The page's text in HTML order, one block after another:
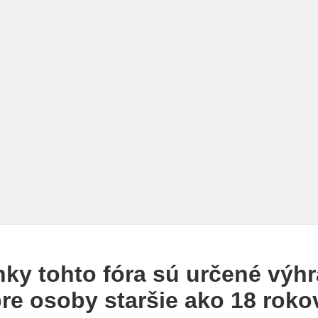
tohto fóra sú určené
osoby staršie ako 18